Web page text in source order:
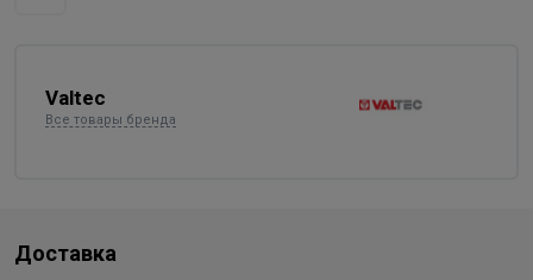
Valtec
Все товары бренда
Доставка